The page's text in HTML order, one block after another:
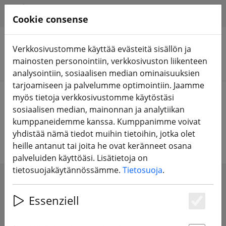
Hae tuotteita
Home FPV-dronet Aloitussarjat
FPV Starter Sets
SHOW FILTERS
Cookie consense
Verkkosivustomme käyttää evästeitä sisällön ja
mainosten personointiin, verkkosivuston liikenteen
analysointiin, sosiaalisen median ominaisuuksien
tarjoamiseen ja palvelumme optimointiin. Jaamme
myös tietoja verkkosivustomme käytöstäsi
sosiaalisen median, mainonnan ja analytiikan
kumppaneidemme kanssa. Kumppanimme voivat
yhdistää nämä tiedot muihin tietoihin, jotka olet
heille antanut tai joita he ovat keränneet osana
palveluiden käyttöäsi. Lisätietoja on
tietosuojakäytännössämme. Tietosuoja.
Essenziell